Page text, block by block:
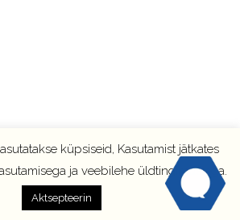
küpsiseid, Kasutamist jätkates
ja veebilehe üldtingimustega.
Aktsepteerin